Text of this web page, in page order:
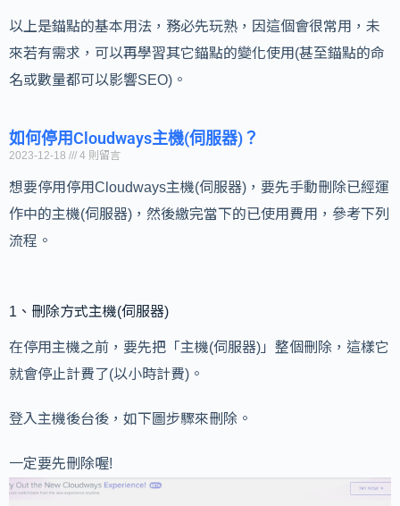
以上是錨點的基本用法，務必先玩熟，因這個會很常用，未
來若有需求，可以再學習其它錨點的變化使用(甚至錨點的命
名或數量都可以影響SEO)。
如何停用Cloudways主機(伺服器)？
2023-12-18 4 則留言
想要停用停用Cloudways主機(伺服器)，要先手動刪除已經運
作中的主機(伺服器)，然後繳完當下的已使用費用，參考下列
流程。
1、刪除方式主機(伺服器)
在停用主機之前，要先把「主機(伺服器)」整個刪除，這樣它
就會停止計費了(以小時計費)。
登入主機後台後，如下圖步驟來刪除。
一定要先刪除喔!